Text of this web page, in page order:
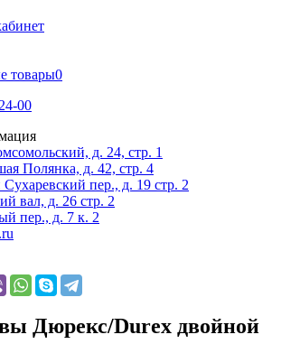
товары0
00
д. 24, стр. 1
Полянка, д. 42, стр. 4
пер., д. 19 стр. 2
вал, д. 26 стр. 2
пер., д. 7 к. 2
Дюрекс/Durex двойной